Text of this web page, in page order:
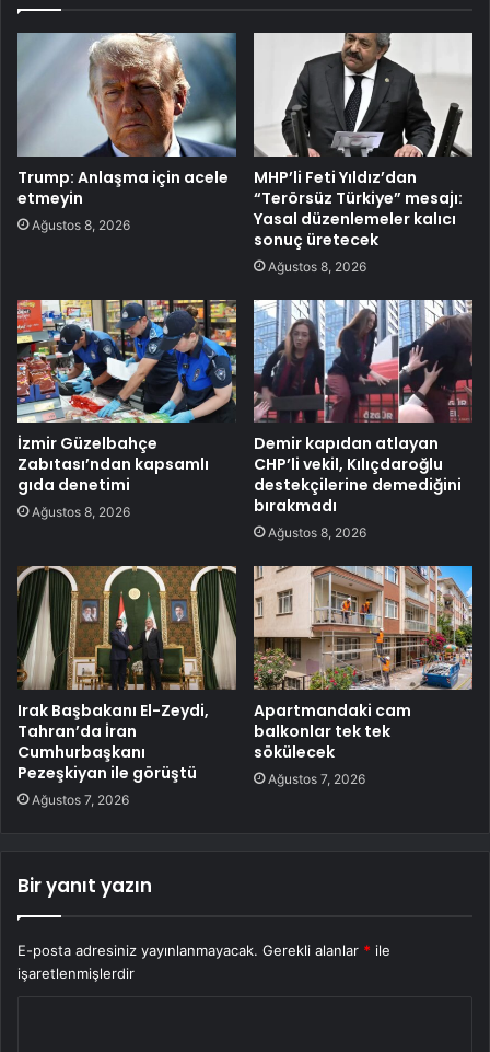
Trump: Anlaşma için acele
etmeyin
Ağustos 8, 2026
MHP’li Feti Yıldız’dan
“Terörsüz Türkiye” mesajı:
Yasal düzenlemeler kalıcı
sonuç üretecek
Ağustos 8, 2026
İzmir Güzelbahçe
Zabıtası’ndan kapsamlı
gıda denetimi
Ağustos 8, 2026
Demir kapıdan atlayan
CHP’li vekil, Kılıçdaroğlu
destekçilerine demediğini
bırakmadı
Ağustos 8, 2026
Irak Başbakanı El-Zeydi,
Tahran’da İran
Cumhurbaşkanı
Pezeşkiyan ile görüştü
Ağustos 7, 2026
Apartmandaki cam
balkonlar tek tek
sökülecek
Ağustos 7, 2026
Bir yanıt yazın
E-posta adresiniz yayınlanmayacak. Gerekli alanlar * ile
işaretlenmişlerdir